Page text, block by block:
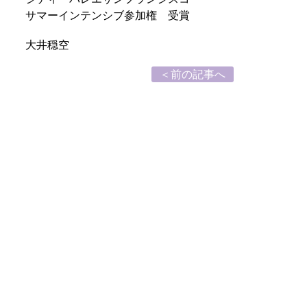
サマーインテンシブ参加権 受賞
大井穏空
＜前の記事へ